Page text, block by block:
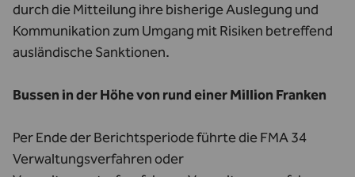
durch die Mitteilung ihre bisherige Auslegung und
Kommunikation zum Umgang mit Risiken betreffend
ausländische Sanktionen.
Bussen in der Höhe von rund einer Million Franken
Per Ende der Berichtsperiode führte die FMA 34
Verwaltungsverfahren oder